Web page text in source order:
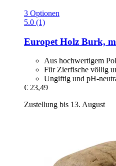
3 Optionen
5.0 (1)
Europet Holz Burk,
Aus hochwertigem
Für Zierfische völlig
Ungiftig und pH-
€ 23,49
Zustellung bis 13. August